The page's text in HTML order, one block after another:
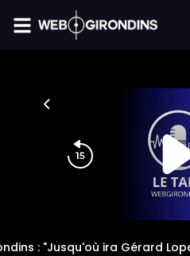
: "Jusqu'où ira Gérard